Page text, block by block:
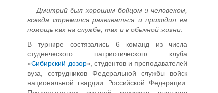
—Дмитрий был хорошим бойцом и человеком,
всегда стремился развиваться и приходил на
помощь как на службе, так и в обычной жизни
В турнире состязались 6 команд из числа
студенческого патриотического клуба
«Сибирский дозор», студентов и преподавателей
вуза, сотрудников Федеральной службы войск
национальной гвардии Российской Федерации.